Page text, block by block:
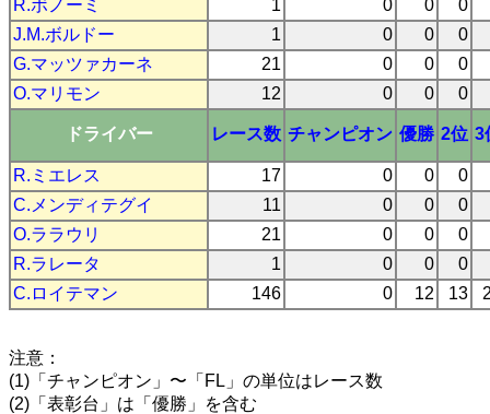
R.ボノーミ
1 0 0
0
J.M.ボルドー
1 0 0
0
G.マッツァカーネ
21 0 0
0
O.マリモン
12 0 0 0
ドライバー レース数 チャンピオン 優勝 2位 3
R.ミエレス 17 0 0
0
C.メンディテグイ
11 0 0
0
O.ララウリ
21 0 0
0
R.ラレータ
1 0 0
0
C.ロイテマン
146 0 12 13
注意：
(1)「チャンピオン」〜「FL」の単位はレース数
(2)「表彰台」は「優勝」を含む